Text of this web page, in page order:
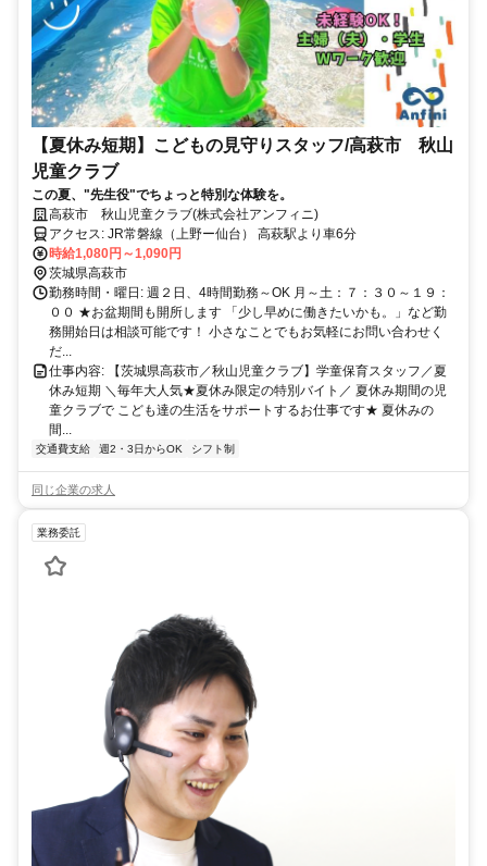
【夏休み短期】こどもの見守りスタッフ/高萩市 秋山
児童クラブ
この夏、"先生役"でちょっと特別な体験を。
高萩市 秋山児童クラブ(株式会社アンフィニ)
アクセス: JR常磐線（上野ー仙台） 高萩駅より車6分
時給1,080円～1,090円
茨城県高萩市
勤務時間・曜日: 週２日、4時間勤務～OK 月～土：７：３０～１９：
００ ★お盆期間も開所します 「少し早めに働きたいかも。」など勤
務開始日は相談可能です！ 小さなことでもお気軽にお問い合わせく
だ...
仕事内容: 【茨城県高萩市／秋山児童クラブ】学童保育スタッフ／夏
休み短期 ＼毎年大人気★夏休み限定の特別バイト／ 夏休み期間の児
童クラブで こども達の生活をサポートするお仕事です★ 夏休みの
間...
交通費支給 週2・3日からOK シフト制
同じ企業の求人
業務委託